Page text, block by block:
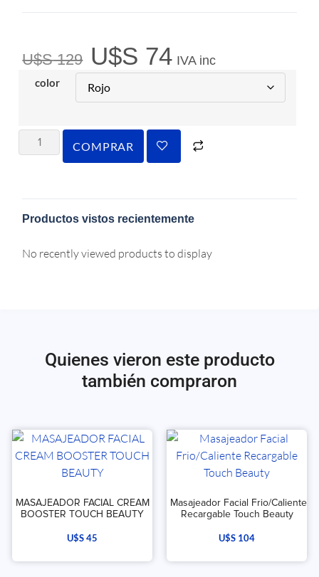
U$S129 U$S 74 IVA inc
color
COMPRAR
Productos vistos recientemente
No recently viewed products to display
Quienes vieron este producto
también compraron
MASAJEADOR FACIAL CREAM
BOOSTER TOUCH BEAUTY
U$S45
Masajeador Facial Frio/Caliente
Recargable Touch Beauty
U$S 104